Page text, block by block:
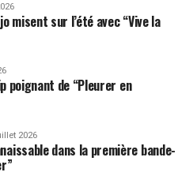
misent sur l’été avec “Vive la
poignant de “Pleurer en
2026
dans la première bande-